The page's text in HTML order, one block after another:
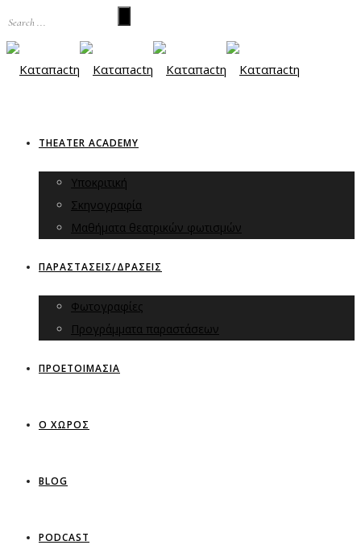
THEATER ACADEMY
Υποκριτική
Σκηνογραφία
Μαθήματα θεατρικών φωτισμών
ΠΑΡΑΣΤΑΣΕΙΣ/ΔΡΑΣΕΙΣ
Φωτογραφίες
Προγράμματα παραστάσεων
ΠΡΟΕΤΟΙΜΑΣΙΑ
Ο ΧΩΡΟΣ
BLOG
PODCAST